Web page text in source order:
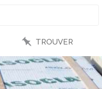
TROUVER